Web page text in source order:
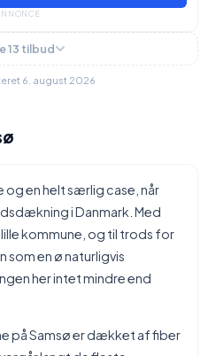
13 tilbud
6. august 2026
og en helt særlig case, når
i Danmark. Med
kommune, og til trods for
en ø naturligvis
her intet mindre end
på Samsø er dækket af fiber